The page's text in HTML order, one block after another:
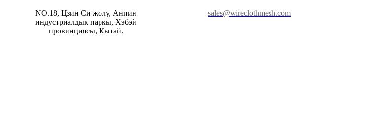
NO.18, Цзин Си жолу, Анпин
индустриалдык паркы, Хэбэй
провинциясы, Кытай.
sales@wireclothmesh.com